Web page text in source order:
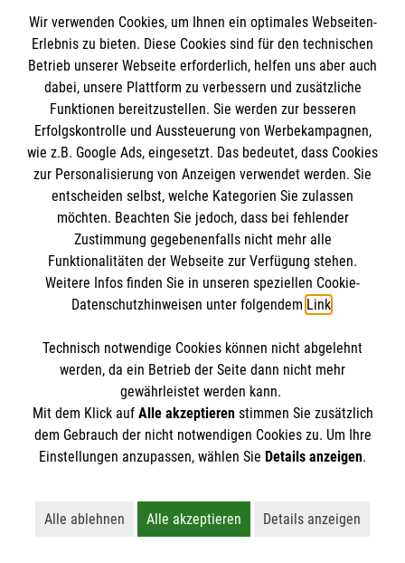
klären auf.
Darauf müssen Sie achten, wenn ein älterer
Mensch in Not gerät.
Wir verwenden Cookies, um Ihnen ein optimales Webseiten-
Erlebnis zu bieten. Diese Cookies sind für den technischen
Betrieb unserer Webseite erforderlich, helfen uns aber auch
dabei, unsere Plattform zu verbessern und zusätzliche
Funktionen bereitzustellen. Sie werden zur besseren
Erfolgskontrolle und Aussteuerung von Werbekampagnen,
wie z.B. Google Ads, eingesetzt. Das bedeutet, dass Cookies
zur Personalisierung von Anzeigen verwendet werden. Sie
entscheiden selbst, welche Kategorien Sie zulassen
möchten. Beachten Sie jedoch, dass bei fehlender
Zustimmung gegebenenfalls nicht mehr alle
Funktionalitäten der Webseite zur Verfügung stehen.
Weitere Infos finden Sie in unseren speziellen Cookie-
Datenschutzhinweisen unter folgendem Link.
Technisch notwendige Cookies können nicht abgelehnt
werden, da ein Betrieb der Seite dann nicht mehr
gewährleistet werden kann.
Mit dem Klick auf Alle akzeptierenstimmen Sie zusätzlich
dem Gebrauch der nicht notwendigen Cookies zu. Um Ihre
Einstellungen anzupassen, wählen Sie Details anzeigen.
Alle ablehnen
Lehnt alle nicht-essentiellen Cookies ab
Alle akzeptieren
Akzeptiert alle Cookies
Details anzeigen